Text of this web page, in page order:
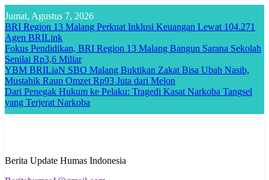
to
content
Jumat, Agustus 7, 2026
BRI Region 13 Malang Perkuat Inklusi Keuangan Lewat 104.271
Agen BRILink
Fokus Pendidikan, BRI Region 13 Malang Bangun Sarana Sekolah
Senilai Rp3,6 Miliar
YBM BRILiaN SBO Malang Buktikan Zakat Bisa Ubah Nasib,
Mustahik Raup Omzet Rp93 Juta dari Melon
Dari Penegak Hukum ke Pelaku: Tragedi Kasat Narkoba Tangsel
yang Terjerat Narkoba
Berita Update Humas Indonesia